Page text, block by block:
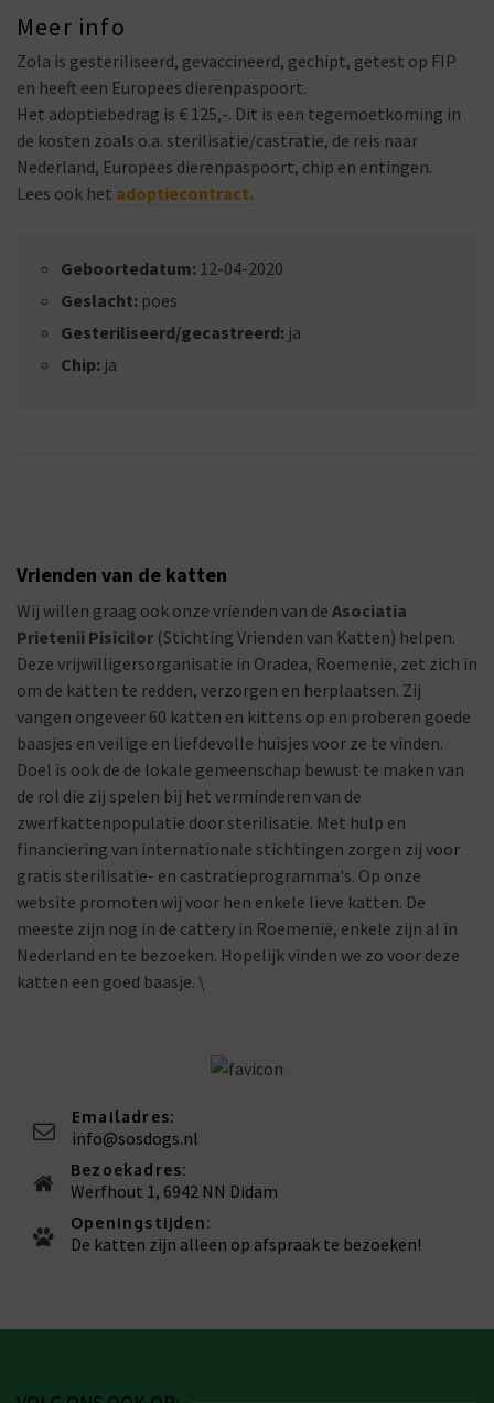
Meer info
Zola is gesteriliseerd, gevaccineerd, gechipt, getest op FIP
en heeft een Europees dierenpaspoort.
Het adoptiebedrag is € 125,-. Dit is een tegemoetkoming in
de kosten zoals o.a. sterilisatie/castratie, de reis naar
Nederland, Europees dierenpaspoort, chip en entingen.
Lees ook het adoptiecontract.
Geboortedatum: 12-04-2020
Geslacht: poes
Gesteriliseerd/gecastreerd: ja
Chip: ja
Vrienden van de katten
Wij willen graag ook onze vrienden van de Asociatia
Prietenii Pisicilor (Stichting Vrienden van Katten) helpen.
Deze vrijwilligersorganisatie in Oradea, Roemenië, zet zich in
om de katten te redden, verzorgen en herplaatsen. Zij
vangen ongeveer 60 katten en kittens op en proberen goede
baasjes en veilige en liefdevolle huisjes voor ze te vinden.
Doel is ook de de lokale gemeenschap bewust te maken van
de rol die zij spelen bij het verminderen van de
zwerfkattenpopulatie door sterilisatie. Met hulp en
financiering van internationale stichtingen zorgen zij voor
gratis sterilisatie- en castratieprogramma's. Op onze
website promoten wij voor hen enkele lieve katten. De
meeste zijn nog in de cattery in Roemenië, enkele zijn al in
Nederland en te bezoeken. Hopelijk vinden we zo voor deze
katten een goed baasje. \
Emailadres:
info@sosdogs.nl
Bezoekadres:
Werfhout 1, 6942 NN Didam
Openingstijden:
De katten zijn alleen op afspraak te bezoeken!